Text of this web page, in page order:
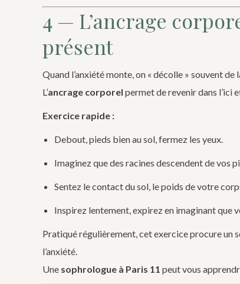
4 — L’ancrage
présent
Quand l’anxiété monte, on « décolle » souvent
L’ancrage corporel permet de revenir dans l’ici
Exercice rapide :
Debout, pieds bien au sol, fermez les yeux.
Imaginez que des racines descendent de vos
Sentez le contact du sol, le poids de votre
Inspirez lentement, expirez en imaginant que
Pratiqué régulièrement, cet exercice procure un
l’anxiété.
Une sophrologue à Paris 11 peut vous